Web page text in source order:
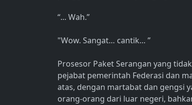
“... Wah.”
"Wow. Sangat… cantik… ”
Prosesor Paket Serangan yang
pejabat pemerintah Federasi dan
atas, dengan martabat dan gengsi
orang-orang dari luar negeri,